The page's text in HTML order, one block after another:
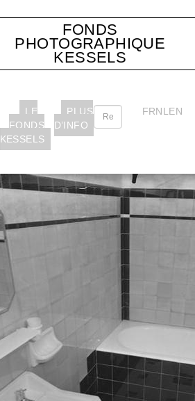
FONDS
PHOTOGRAPHIQUE
KESSELS
FRNL EN
LE
FONDS
KESSELS
PLUS
D’INFO